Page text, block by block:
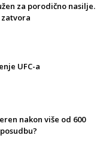
za porodično nasilje.
UFC-a
nakon više od 600